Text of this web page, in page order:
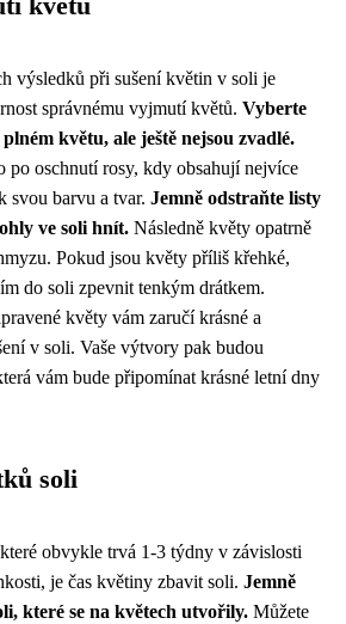
květů
výsledků při sušení květin v soli je
správnému vyjmutí květů. Vyberte
květu, ale ještě nejsou zvadlé.
po oschnutí rosy, kdy obsahují nejvíce
svou barvu a tvar. Jemně odstraňte listy
ve soli hnít. Následně květy opatrně
Pokud jsou květy příliš křehké,
do soli zpevnit tenkým drátkem.
květy vám zaručí krásné a
v soli. Vaše výtvory pak budou
vám bude připomínat krásné letní dny
soli
obvykle trvá 1-3 týdny v závislosti
je čas květiny zbavit soli. Jemně
které se na květech utvořily. Můžete